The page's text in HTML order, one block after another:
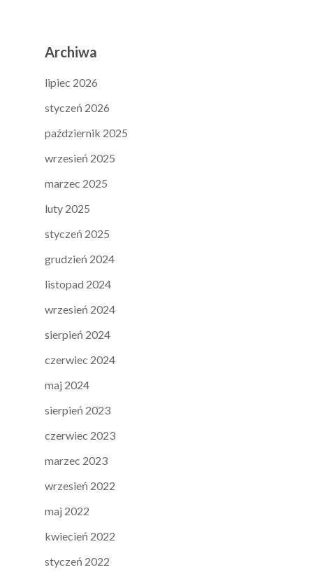
Archiwa
lipiec 2026
styczeń 2026
październik 2025
wrzesień 2025
marzec 2025
luty 2025
styczeń 2025
grudzień 2024
listopad 2024
wrzesień 2024
sierpień 2024
czerwiec 2024
maj 2024
sierpień 2023
czerwiec 2023
marzec 2023
wrzesień 2022
maj 2022
kwiecień 2022
styczeń 2022